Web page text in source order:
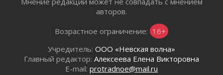
Давайте разберемся!
Круглую ригу в Гатчине отреставрируют в
30 июля 2026
Путешествие к западным рубежам
авторов.
Возрастное ограничение: 16+
Учредитель: ООО «Невская волна»
Главный редактор: Алексеева Елена Викторовна
E-mail: protradnoe@mail.ru